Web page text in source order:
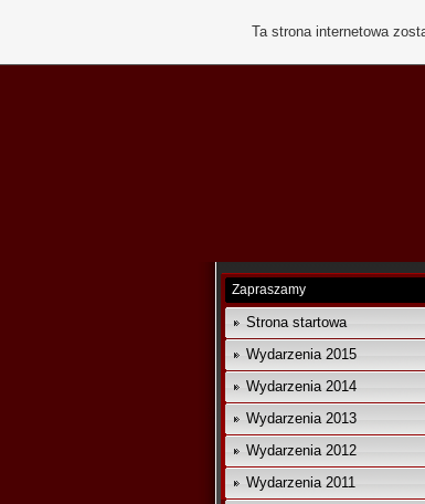
Zapraszamy
Strona startowa
Wydarzenia 2015
Wydarzenia 2014
Wydarzenia 2013
Wydarzenia 2012
Wydarzenia 2011
Ta strona internetowa